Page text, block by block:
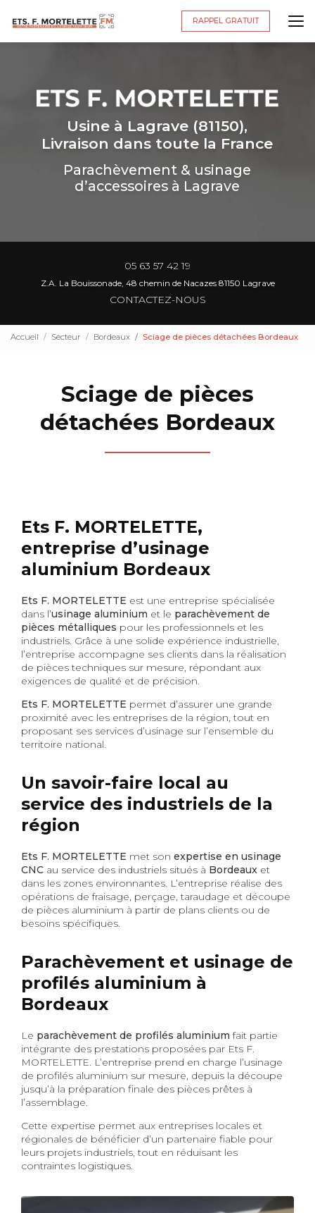
principal
RAPPEL GRATUIT
Usine à Lagrave (81150),
Livraison dans toute la France
Parachèvement & usinage
d’accessoires à Lagrave
05 63 57 42 19
Z.A. La Bouissonade, 48 chemin de Nacazes 81150 Lagrave
CONTACTEZ-NOUS
Accueil Secteur Bordeaux Sciage de pièces détachées Bordeaux
Sciage de pièces
détachées Bordeaux
Ets F. MORTELETTE,
entreprise d’usinage
aluminium Bordeaux
Ets F. MORTELETTE est une entreprise spécialisée
dans l’usinage aluminium et le parachèvement de
pièces métalliques pour les professionnels et les
industriels. Grâce à une solide expérience industrielle,
l’entreprise accompagne ses clients dans la réalisation
de pièces techniques sur mesure, répondant aux
exigences de qualité et de précision.
Ets F. MORTELETTE permet d’assurer une grande
proximité avec les entreprises de la région, tout en
proposant ses services d’usinage sur l’ensemble du
territoire national.
Un savoir-faire local au
service des industriels de la
région
Ets F. MORTELETTE met son expertise en usinage
CNC au service des industriels situés à Bordeaux et
dans les zones environnantes. L’entreprise réalise des
opérations de fraisage, perçage, taraudage et découpe
de pièces aluminium à partir de plans clients ou de
besoins spécifiques.
Parachèvement et usinage de
profilés aluminium à
Bordeaux
Le parachèvement de profilés aluminium fait partie
intégrante des prestations proposées par Ets F.
MORTELETTE. L’entreprise prend en charge l’usinage
de profilés aluminium sur mesure, depuis la découpe
jusqu’à la préparation finale des pièces prêtes à
l’assemblage.
Cette expertise permet aux entreprises locales et
régionales de bénéficier d’un partenaire fiable pour
leurs projets industriels, tout en réduisant les
contraintes logistiques.